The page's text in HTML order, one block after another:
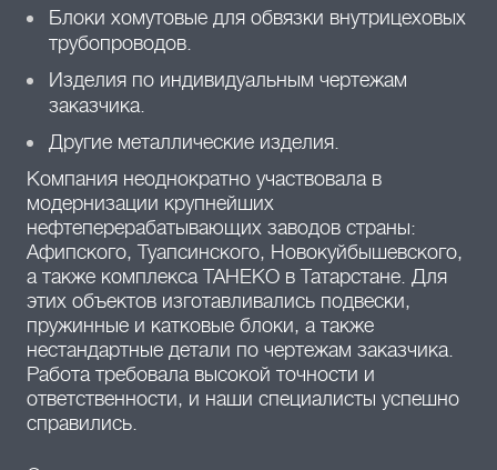
Блоки хомутовые для обвязки внутрицеховых
трубопроводов.
Изделия по индивидуальным чертежам
заказчика.
Другие металлические изделия.
Компания неоднократно участвовала в
модернизации крупнейших
нефтеперерабатывающих заводов страны:
Афипского, Туапсинского, Новокуйбышевского,
а также комплекса ТАНЕКО в Татарстане. Для
этих объектов изготавливались подвески,
пружинные и катковые блоки, а также
нестандартные детали по чертежам заказчика.
Работа требовала высокой точности и
ответственности, и наши специалисты успешно
справились.